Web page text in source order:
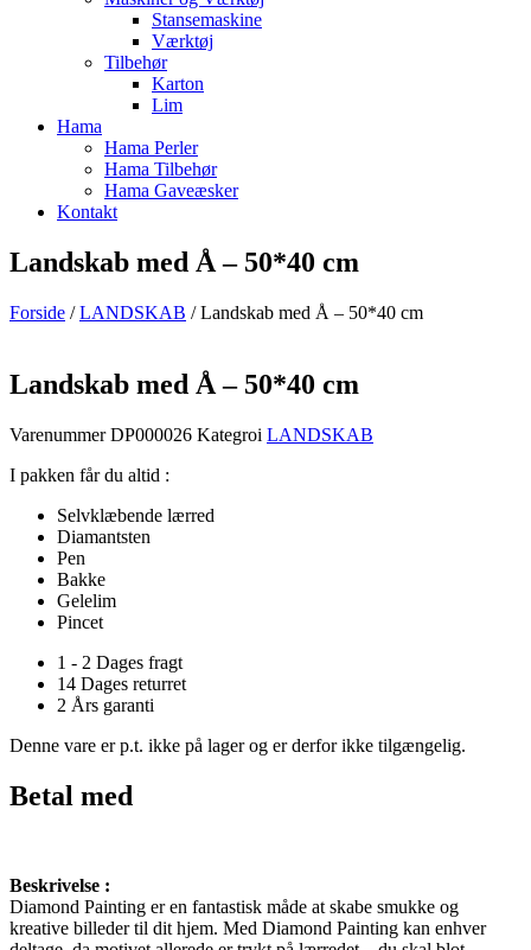
Stansemaskine
Værktøj
Tilbehør
Karton
Lim
Hama
Hama Perler
Hama Tilbehør
Hama Gaveæsker
Kontakt
Landskab med Å – 50*40 cm
Forside /LANDSKAB / Landskab med Å – 50*40 cm
Landskab med Å – 50*40 cm
VarenummerDP000026 Kategroi LANDSKAB
I pakken får du altid :
Selvklæbende lærred
Diamantsten
Pen
Bakke
Gelelim
Pincet
1 - 2 Dages fragt
14 Dages returret
2 Års garanti
Denne vare er p.t. ikke på lager og er derfor ikke tilgængelig.
Betal med
Beskrivelse :
Diamond Painting er en fantastisk måde at skabe smukke og
kreative billeder til dit hjem. Med Diamond Painting kan enhver